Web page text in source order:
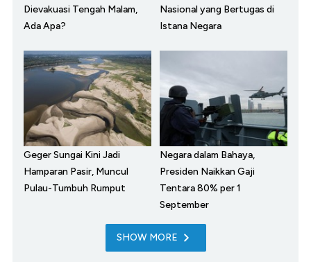
Dievakuasi Tengah Malam,
Ada Apa?
Nasional yang Bertugas di
Istana Negara
Geger Sungai Kini Jadi
Hamparan Pasir, Muncul
Pulau-Tumbuh Rumput
Negara dalam Bahaya,
Presiden Naikkan Gaji
Tentara 80% per 1
September
SHOW MORE